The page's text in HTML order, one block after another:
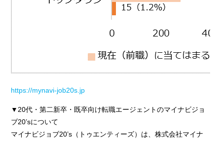
https://mynavi-job20s.jp
▼20代・第二新卒・既卒向け転職エージェントのマイナビジョ
ブ20’sについて
マイナビジョブ20’s（トゥエンティーズ）は、株式会社マイナ